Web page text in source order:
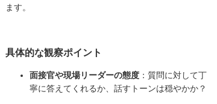
ます。
具体的な観察ポイント
面接官や現場リーダーの態度 ：質問に対して丁
寧に答えてくれるか、話すトーンは穏やかか？